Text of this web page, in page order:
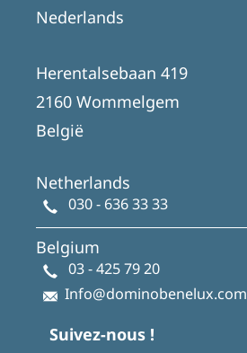
Nederlands
Herentalsebaan 419
2160 Wommelgem
België
Netherlands
030 - 636 33 33
Belgium
03 - 425 79 20
Info@dominobenelux.com
Suivez-nous !